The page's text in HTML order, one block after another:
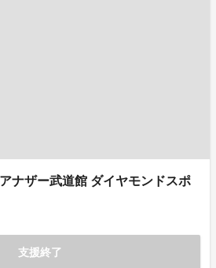
ナザー武道館 ダイヤモンドスポ
支援終了